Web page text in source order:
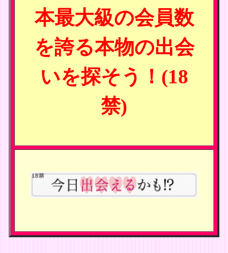
本最大級の会員数
を誇る本物の出会
いを探そう！(18
禁)